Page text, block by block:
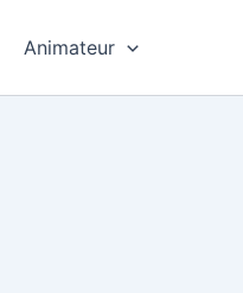
Animateur